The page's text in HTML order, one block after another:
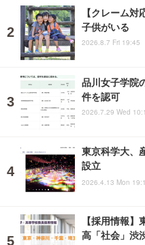
【クレーム対
子供がいる
2026.8.7 Fri 19:45
品川女子学院
件を認可
2026.7.29 Wed
東京科学大、
設立
2026.4.13 Mon
【採用情報
高「社会」渋